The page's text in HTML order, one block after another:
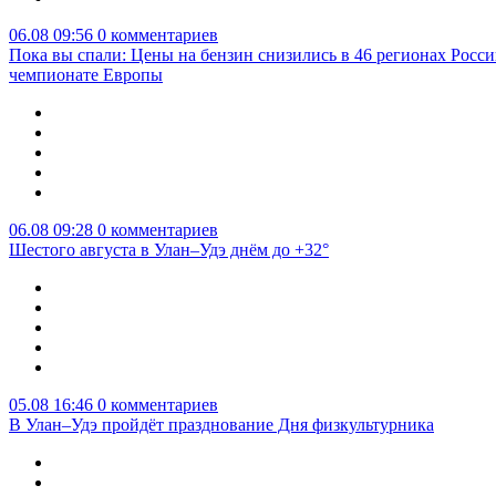
06.08 09:56 0 комментариев
Пока вы спали: Цены на бензин снизились в 46 регионах
чемпионате Европы
06.08 09:28 0 комментариев
Шестого августа в Улан–Удэ днём до +32°
05.08 16:46 0 комментариев
В Улан–Удэ пройдёт празднование Дня физкультурника